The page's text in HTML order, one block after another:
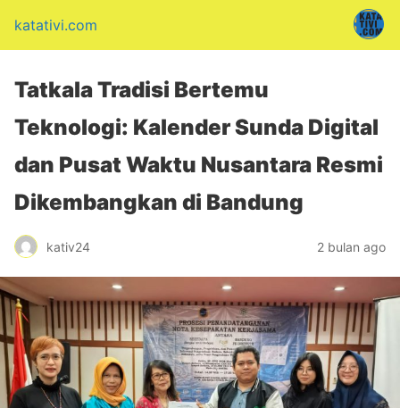
katativi.com
Tatkala Tradisi Bertemu
Teknologi: Kalender Sunda Digital
dan Pusat Waktu Nusantara Resmi
Dikembangkan di Bandung
kativ24 2 bulan ago